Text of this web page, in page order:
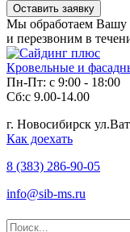
Мы обработаем Вашу
и перезвоним в
Кровельные и
Пн-Пт: с 9:00 - 18:00
Сб:с 9.00-14.00
г. Новосибирск
Как доехать
8 (383) 286-90-05
info@sib-ms.ru